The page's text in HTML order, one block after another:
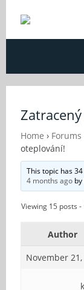
Home › Forums
oteplování!
This topic has
4 months ago by
Viewing 15 posts
Author
November